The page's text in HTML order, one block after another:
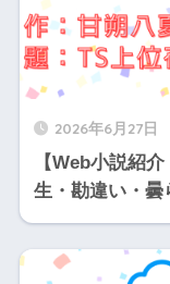
2026年6月27日
【Web小説紹
生・勘違い・曇